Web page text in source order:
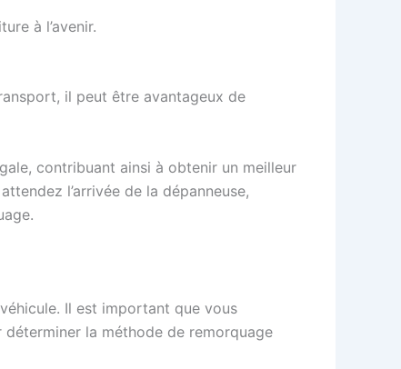
à l’avenir.
il peut être avantageux de
contribuant ainsi à obtenir un meilleur
l’arrivée de la dépanneuse,
Il est important que vous
la méthode de remorquage